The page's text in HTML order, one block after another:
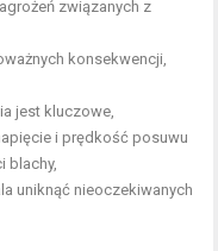
związanych z
konsekwencji,
jest kluczowe,
i prędkość posuwu
blachy,
uniknąć nieoczekiwanych